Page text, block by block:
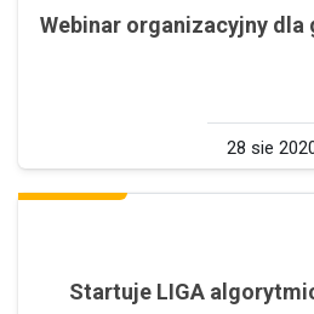
Webinar organizacyjny
28 sie
Startuje LIGA